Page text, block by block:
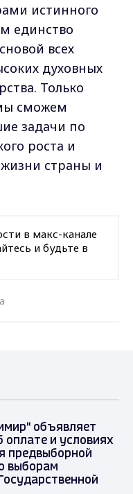
истинного
единство
всех
духовных
Только
сможем
задачи по
роста и
страны и
в макс-канале
и будьте в
объявляет
оплате и условиях
предвыборной
выборам